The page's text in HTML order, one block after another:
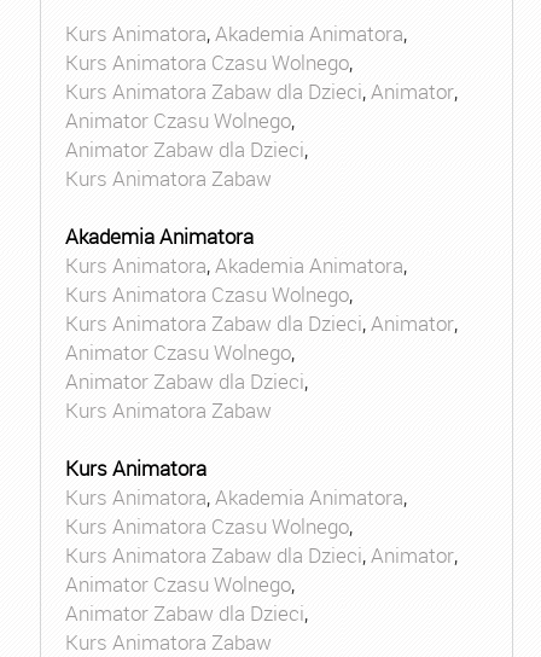
Kurs Animatora,Akademia Animatora,
Kurs Animatora Czasu Wolnego,
Kurs Animatora Zabaw dla Dzieci,Animator,
Animator Czasu Wolnego,
Animator Zabaw dla Dzieci,
Kurs Animatora Zabaw
Akademia Animatora
Kurs Animatora,Akademia Animatora,
Kurs Animatora Czasu Wolnego,
Kurs Animatora Zabaw dla Dzieci,Animator,
Animator Czasu Wolnego,
Animator Zabaw dla Dzieci,
Kurs Animatora Zabaw
Kurs Animatora
Kurs Animatora,Akademia Animatora,
Kurs Animatora Czasu Wolnego,
Kurs Animatora Zabaw dla Dzieci,Animator,
Animator Czasu Wolnego,
Animator Zabaw dla Dzieci,
Kurs Animatora Zabaw